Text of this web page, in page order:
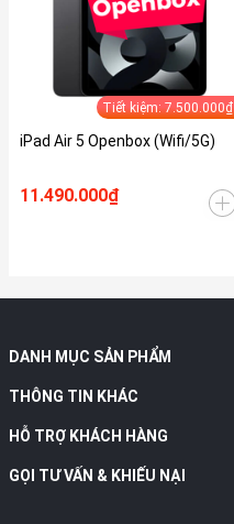
Tiết kiệm: 7.500.000₫
iPad Air 5 Openbox (Wifi/5G)
11.490.000₫
DANH MỤC SẢN PHẨM
THÔNG TIN KHÁC
HỖ TRỢ KHÁCH HÀNG
GỌI TƯ VẤN & KHIẾU NẠI